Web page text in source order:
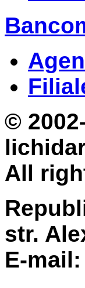
©
All
str.
E-